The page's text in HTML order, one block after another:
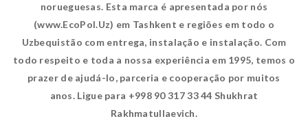
norueguesas. Esta marca é apresentada por nós
(www.EcoPol.Uz) em Tashkent e regiões em todo o
Uzbequistão com entrega, instalação e instalação. Com
todo respeito e toda a nossa experiência em 1995, temos o
prazer de ajudá-lo, parceria e cooperação por muitos
anos. Ligue para +998 90 317 33 44 Shukhrat
Rakhmatullaevich.